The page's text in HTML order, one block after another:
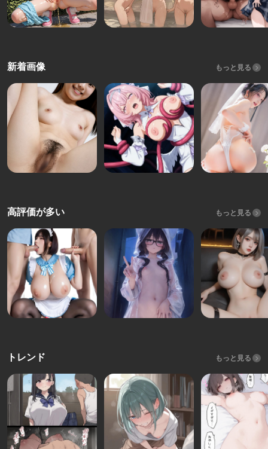
新着画像 もっと見る
高評価が多い もっと見る
トレンド もっと見る